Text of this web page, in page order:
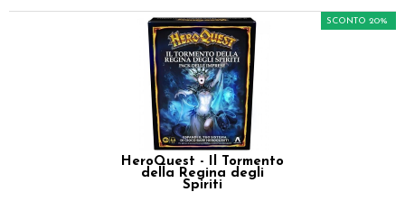
HeroQuest - Il Tormento
della Regina degli
Spiriti
SCONTO 20%